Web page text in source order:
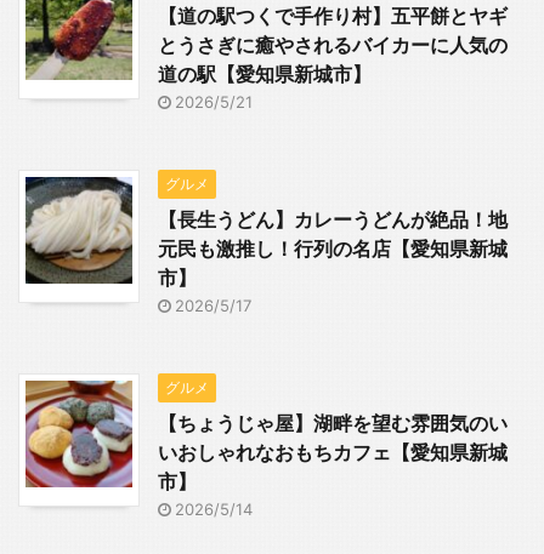
【道の駅つくで手作り村】五平餅とヤギ
とうさぎに癒やされるバイカーに人気の
道の駅【愛知県新城市】
2026/5/21
グルメ
【長生うどん】カレーうどんが絶品！地
元民も激推し！行列の名店【愛知県新城
市】
2026/5/17
グルメ
【ちょうじゃ屋】湖畔を望む雰囲気のい
いおしゃれなおもちカフェ【愛知県新城
市】
2026/5/14